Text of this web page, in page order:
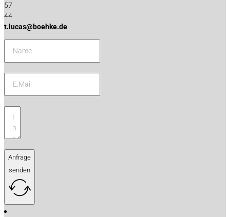
57
44
t.lucas@boehke.de
Anfrage
senden